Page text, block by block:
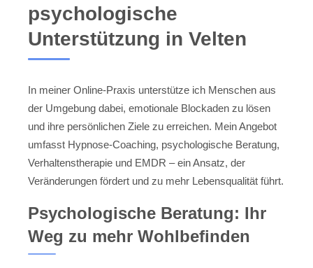
psychologische
Unterstützung in Velten
In meiner Online-Praxis unterstütze ich Menschen aus
der Umgebung dabei, emotionale Blockaden zu lösen
und ihre persönlichen Ziele zu erreichen. Mein Angebot
umfasst Hypnose-Coaching, psychologische Beratung,
Verhaltenstherapie und EMDR – ein Ansatz, der
Veränderungen fördert und zu mehr Lebensqualität führt.
Psychologische Beratung: Ihr
Weg zu mehr Wohlbefinden